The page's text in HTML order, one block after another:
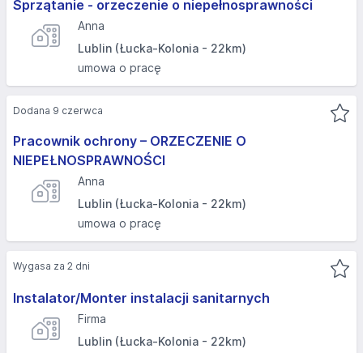
Sprzątanie - orzeczenie o niepełnosprawności
Anna
Lublin (Łucka-Kolonia - 22km)
umowa o pracę
Pracownik ochrony – ORZECZENIE O
NIEPEŁNOSPRAWNOŚCI
Anna
Lublin (Łucka-Kolonia - 22km)
umowa o pracę
Dodana 9 czerwca
Instalator/Monter instalacji sanitarnych
Firma
Lublin (Łucka-Kolonia - 22km)
Wygasa za 2 dni